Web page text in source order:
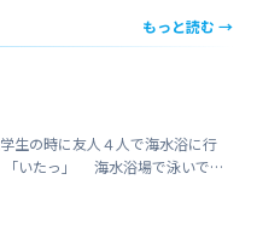
もっと読む →
生の時に友人４人で海水浴に行
空瓶で足を切っちゃったんで